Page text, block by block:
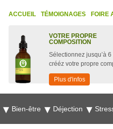
ACCUEIL TÉMOIGNAGES FOIRE
VOTRE PROPRE
COMPOSITION
Sélectionnez jusqu’à 6
crééz votre propre
Plus d'infos
Bien-être Déjection